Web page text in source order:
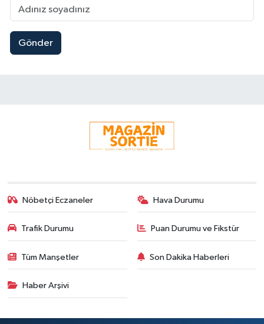
Gönder
Nöbetçi Eczaneler Hava Durumu
Trafik Durumu Puan Durumu ve Fikstür
Tüm Manşetler Son Dakika Haberleri
Haber Arşivi